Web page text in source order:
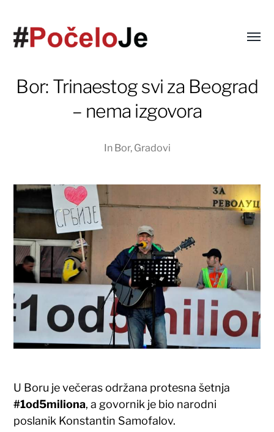
Bor: Trinaestog svi za Beograd
– nema izgovora
In Bor, Gradovi
U Boru je večeras održana protesna šetnja
#1od5miliona, a govornik je bio narodni
poslanik Konstantin Samofalov.